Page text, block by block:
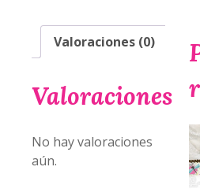
Valoraciones (0)
Valoraciones
No hay valoraciones
aún.